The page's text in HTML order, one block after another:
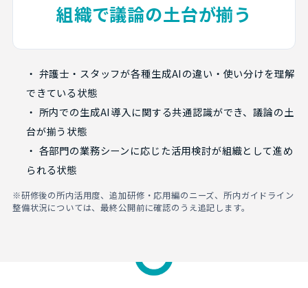
組織で議論の土台が揃う
・ 弁護士・スタッフが各種生成AIの違い・使い分けを理解
できている状態
・ 所内での生成AI導入に関する共通認識ができ、議論の土
台が揃う状態
・ 各部門の業務シーンに応じた活用検討が組織として進め
られる状態
※研修後の所内活用度、追加研修・応用編のニーズ、所内ガイドライン
整備状況については、最終公開前に確認のうえ追記します。